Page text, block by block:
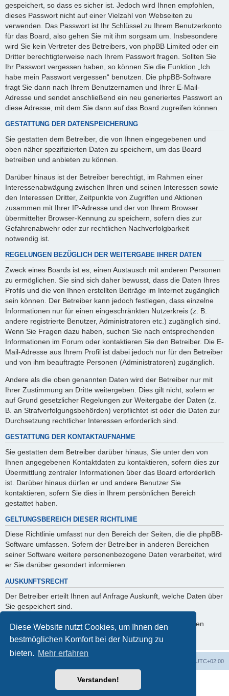
Diese Website nutzt Cookies, um Ihnen den
bestmöglichen Komfort bei der Nutzung zu
bieten. Mehr erfahren
Verstanden!
gespeichert, so dass es sicher ist. Jedoch wird Ihnen empfohlen,
dieses Passwort nicht auf einer Vielzahl von Webseiten zu
verwenden. Das Passwort ist Ihr Schlüssel zu Ihrem Benutzerkonto
für das Board, also gehen Sie mit ihm sorgsam um. Insbesondere
wird Sie kein Vertreter des Betreibers, von phpBB Limited oder ein
Dritter berechtigterweise nach Ihrem Passwort fragen. Sollten Sie
Ihr Passwort vergessen haben, so können Sie die Funktion „Ich
habe mein Passwort vergessen“ benutzen. Die phpBB-Software
fragt Sie dann nach Ihrem Benutzernamen und Ihrer E-Mail-
Adresse und sendet anschließend ein neu generiertes Passwort an
diese Adresse, mit dem Sie dann auf das Board zugreifen können.
GESTATTUNG DER DATENSPEICHERUNG
Sie gestatten dem Betreiber, die von Ihnen eingegebenen und
oben näher spezifizierten Daten zu speichern, um das Board
betreiben und anbieten zu können.
Darüber hinaus ist der Betreiber berechtigt, im Rahmen einer
Interessenabwägung zwischen Ihren und seinen Interessen sowie
den Interessen Dritter, Zeitpunkte von Zugriffen und Aktionen
zusammen mit Ihrer IP-Adresse und der von Ihrem Browser
übermittelter Browser-Kennung zu speichern, sofern dies zur
Gefahrenabwehr oder zur rechtlichen Nachverfolgbarkeit
notwendig ist.
REGELUNGEN BEZÜGLICH DER WEITERGABE IHRER DATEN
Zweck eines Boards ist es, einen Austausch mit anderen Personen
zu ermöglichen. Sie sind sich daher bewusst, dass die Daten Ihres
Profils und die von Ihnen erstellten Beiträge im Internet zugänglich
sein können. Der Betreiber kann jedoch festlegen, dass einzelne
Informationen nur für einen eingeschränkten Nutzerkreis (z. B.
andere registrierte Benutzer, Administratoren etc.) zugänglich sind.
Wenn Sie Fragen dazu haben, suchen Sie nach entsprechenden
Informationen im Forum oder kontaktieren Sie den Betreiber. Die E-
Mail-Adresse aus Ihrem Profil ist dabei jedoch nur für den Betreiber
und von ihm beauftragte Personen (Administratoren) zugänglich.
Andere als die oben genannten Daten wird der Betreiber nur mit
Ihrer Zustimmung an Dritte weitergeben. Dies gilt nicht, sofern er
auf Grund gesetzlicher Regelungen zur Weitergabe der Daten (z.
B. an Strafverfolgungsbehörden) verpflichtet ist oder die Daten zur
Durchsetzung rechtlicher Interessen erforderlich sind.
GESTATTUNG DER KONTAKTAUFNAHME
Sie gestatten dem Betreiber darüber hinaus, Sie unter den von
Ihnen angegebenen Kontaktdaten zu kontaktieren, sofern dies zur
Übermittlung zentraler Informationen über das Board erforderlich
ist. Darüber hinaus dürfen er und andere Benutzer Sie
kontaktieren, sofern Sie dies in Ihrem persönlichen Bereich
gestattet haben.
GELTUNGSBEREICH DIESER RICHTLINIE
Diese Richtlinie umfasst nur den Bereich der Seiten, die die phpBB-
Software umfassen. Sofern der Betreiber in anderen Bereichen
seiner Software weitere personenbezogene Daten verarbeitet, wird
er Sie darüber gesondert informieren.
AUSKUNFTSRECHT
Der Betreiber erteilt Ihnen auf Anfrage Auskunft, welche Daten über
Sie gespeichert sind.
Sie können jederzeit die Löschung bzw. Sperrung Ihrer Daten
verlangen. Kontaktieren Sie hierzu bitte den Betreiber.
UTC+02:00
Powered byphpBB® Forum Software © phpBB Limited
phpBB.de